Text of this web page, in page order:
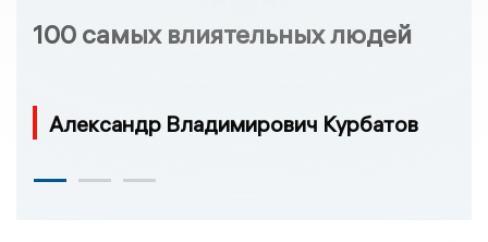
100 самых влиятельных людей
Александр Владимирович Курбатов